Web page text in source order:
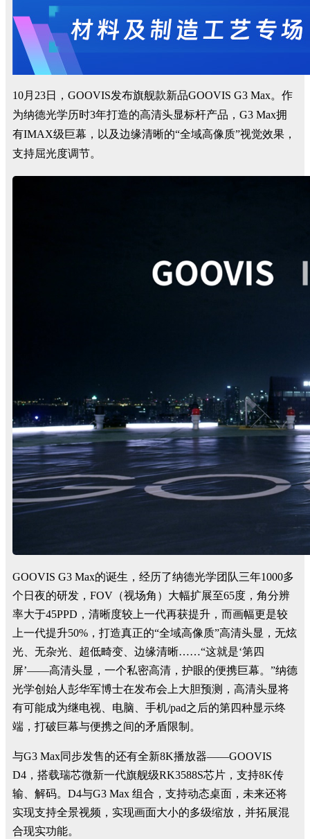
10月23日，GOOVIS发布旗舰款新品GOOVIS G3 Max。作
为纳德光学历时3年打造的高清头显标杆产品，G3 Max拥
有IMAX级巨幕，以及边缘清晰的“全域高像质”视觉效果，
支持屈光度调节。
GOOVIS G3 Max的诞生，经历了纳德光学团队三年1000多
个日夜的研发，FOV（视场角）大幅扩展至65度，角分辨
率大于45PPD，清晰度较上一代再获提升，而画幅更是较
上一代提升50%，打造真正的“全域高像质”高清头显，无炫
光、无杂光、超低畸变、边缘清晰……“这就是‘第四
屏’——高清头显，一个私密高清，护眼的便携巨幕。”纳德
光学创始人彭华军博士在发布会上大胆预测，高清头显将
有可能成为继电视、电脑、手机/pad之后的第四种显示终
端，打破巨幕与便携之间的矛盾限制。
与G3 Max同步发售的还有全新8K播放器——GOOVIS
D4，搭载瑞芯微新一代旗舰级RK3588S芯片，支持8K传
输、解码。D4与G3 Max 组合，支持动态桌面，未来还将
实现支持全景视频，实现画面大小的多级缩放，并拓展混
合现实功能。